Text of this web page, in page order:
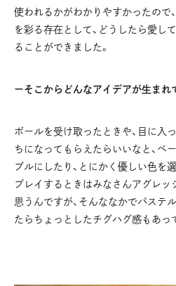
使われるかがわかりやすかったので
を彩る存在として、どうしたら愛し
ることができました。
ーそこからどんなアイデアが生まれ
ボールを受け取ったときや、目に入
ちになってもらえたらいいなと、ベ
プルにしたり、とにかく優しい色を
プレイするときはみなさんアグレッ
思うんですが、そんななかでパステ
たらちょっとしたチグハグ感もあっ